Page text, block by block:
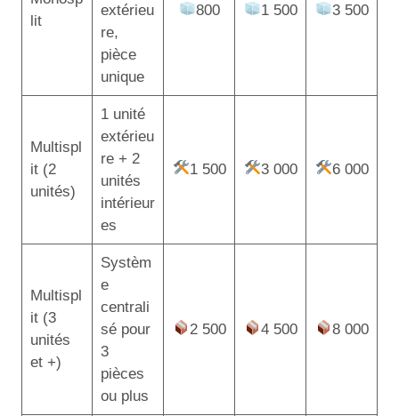
lit
extérieu
re,
pièce
unique
800 1 500 3 500
Multispl
it (2
unités)
1 unité
extérieu
re + 2
unités
intérieur
es
1 500 3 000 6 000
Multispl
it (3
unités
et +)
Systèm
e
centrali
sé pour
3
pièces
ou plus
2 500 4 500 8 000